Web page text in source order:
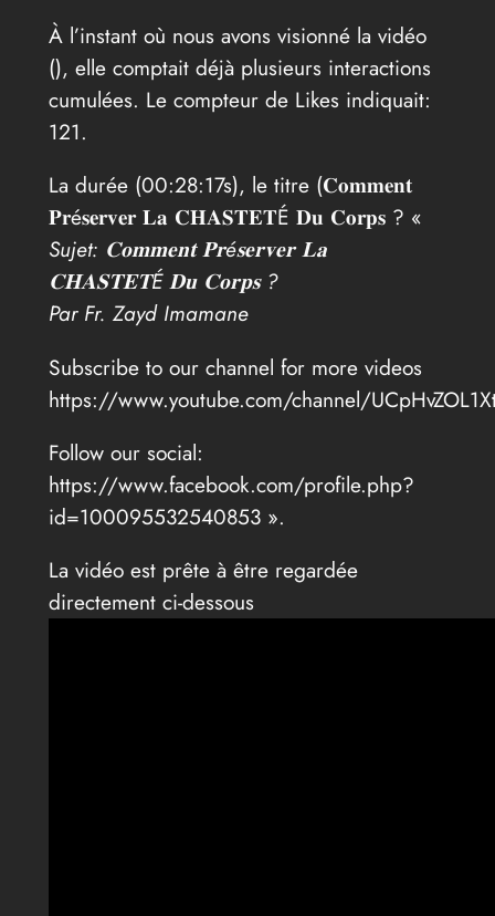
À l’instant où nous avons visionné la vidéo
(), elle comptait déjà plusieurs interactions
cumulées. Le compteur de Likes indiquait:
121.
La durée (00:28:17s), le titre (𝐂𝐨𝐦𝐦𝐞𝐧𝐭
𝐏𝐫é𝐬𝐞𝐫𝐯𝐞𝐫 𝐋𝐚 𝐂𝐇𝐀𝐒𝐓𝐄𝐓É 𝐃𝐮 𝐂𝐨𝐫𝐩𝐬 ? «
Sujet: 𝐂𝐨𝐦𝐦𝐞𝐧𝐭 𝐏𝐫é𝐬𝐞𝐫𝐯𝐞𝐫 𝐋𝐚
𝐂𝐇𝐀𝐒𝐓𝐄𝐓É 𝐃𝐮 𝐂𝐨𝐫𝐩𝐬 ?
Par Fr. Zayd Imamane
Subscribe to our channel for more videos
https://www.youtube.com/channel/
Follow our social:
https://www.facebook.com/profile.php?
id=100095532540853 ».
La vidéo est prête à être regardée
directement ci-dessous